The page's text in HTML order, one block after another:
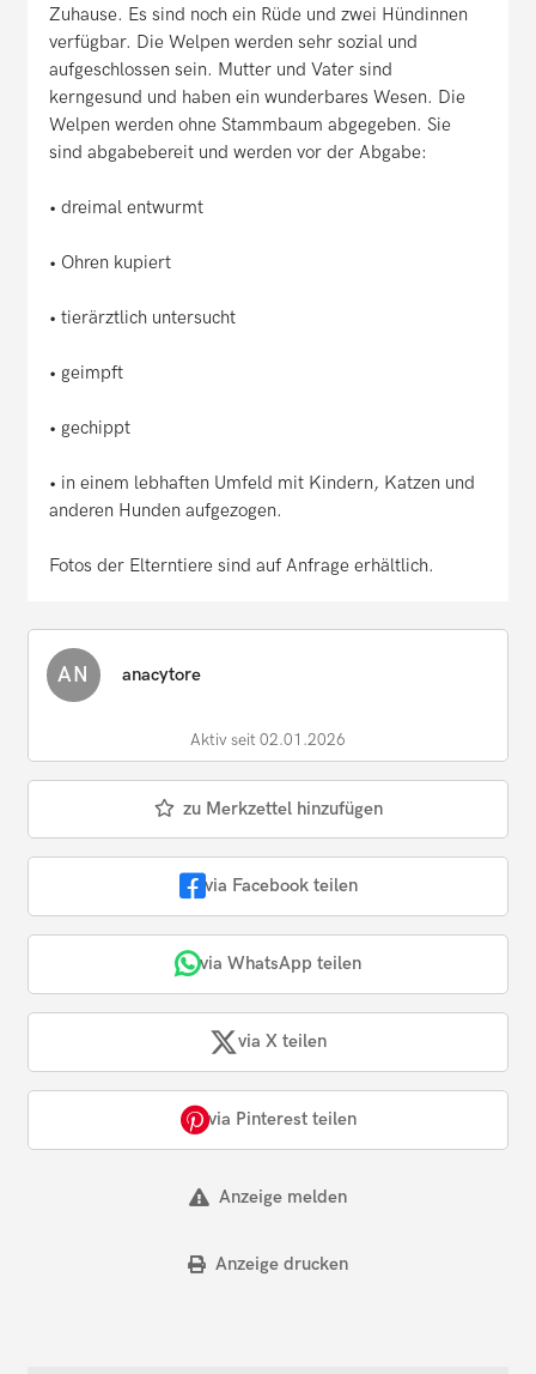
Zuhause. Es sind noch ein Rüde und zwei Hündinnen
verfügbar. Die Welpen werden sehr sozial und
aufgeschlossen sein. Mutter und Vater sind
kerngesund und haben ein wunderbares Wesen. Die
Welpen werden ohne Stammbaum abgegeben. Sie
sind abgabebereit und werden vor der Abgabe:
• dreimal entwurmt
• Ohren kupiert
• tierärztlich untersucht
• geimpft
• gechippt
• in einem lebhaften Umfeld mit Kindern, Katzen und
anderen Hunden aufgezogen.
Fotos der Elterntiere sind auf Anfrage erhältlich.
AN anacytore
Aktiv seit 02.01.2026
zu Merkzettel hinzufügen
via Facebook teilen
via WhatsApp teilen
via X teilen
via Pinterest teilen
Anzeige melden
Anzeige drucken